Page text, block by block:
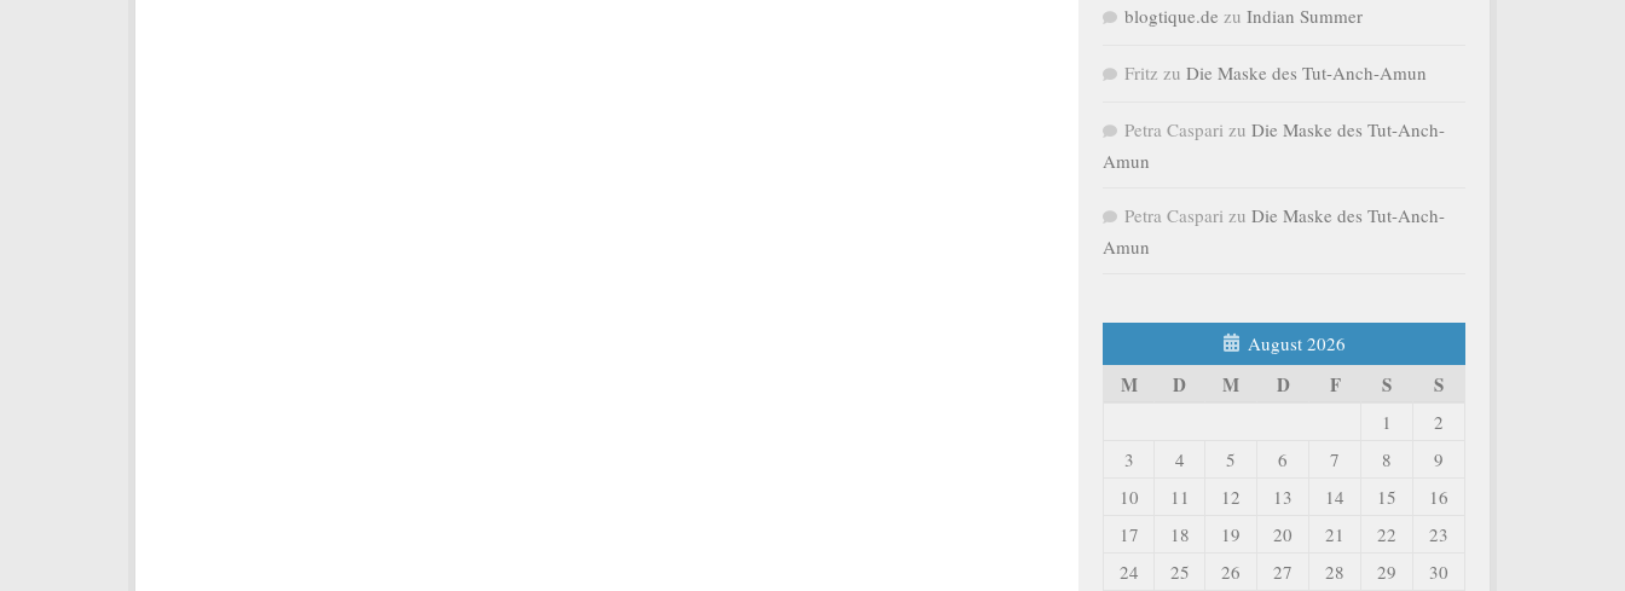
blogtique.de zu Indian Summer
Fritz zu Die Maske des Tut-Anch-Amun
Petra Caspari zu Die Maske des Tut-Anch-
Amun
Petra Caspari zu Die Maske des Tut-Anch-
Amun
August 2026
M D M D F S S
1
2
3
4 5 6 7 8
9
10
11 12 13 14 15
16
17
18 19 20 21 22
23
24
25 26 27 28 29
30